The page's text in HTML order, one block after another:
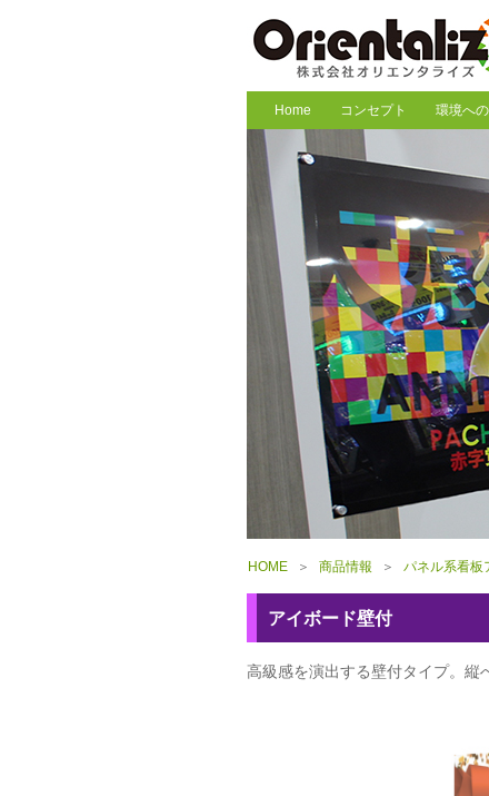
Home コンセプト 環境へ
HOME ＞ 商品情報 ＞ パネル系看板
アイボード壁付
高級感を演出する壁付タイプ。縦